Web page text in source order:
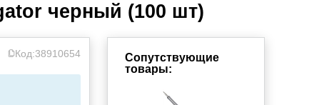
черный (100 шт)
Код:38910654
Сопутствующие
товары: